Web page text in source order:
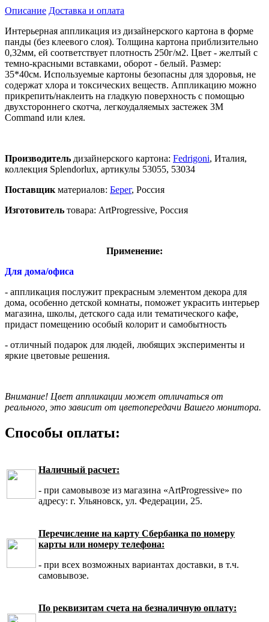
Описание Доставка и оплата
Интерьерная аппликация из дизайнерского картона в форме
панды (без клеевого слоя). Толщина картона приблизительно
0,32мм, ей соответствует плотность 250г/м2. Цвет - желтый с
темно-красными вставками, оборот - белый. Размер:
35*40см. Используемые картоны безопасны для здоровья, не
содержат хлора и токсических веществ. Аппликацию можно
прикрепить/наклеить на гладкую поверхность с помощью
двухстороннего скотча, легкоудаляемых застежек 3М
Command или клея.
Производитель дизайнерского картона: Fedrigoni, Италия,
коллекция Splendorlux, артикулы 53055, 53034
Поставщик материалов: Берег, Россия
Изготовитель товара: ArtProgressive, Россия
Применение:
Для дома/офиса
- аппликация послужит прекрасным элементом декора для
дома, особенно детской комнаты, поможет украсить интерьер
магазина, школы, детского сада или тематического кафе,
придаст помещению особый колорит и самобытность
- отличный подарок для людей, любящих эксперименты и
яркие цветовые решения.
Внимание! Цвет аппликации может отличаться от
реального, это зависит от цветопередачи Вашего монитора.
Способы оплаты:
Наличный расчет:
- при самовывозе из магазина «ArtProgressive» по
адресу: г. Ульяновск, ул. Федерации, 25.
Перечисление на карту Сбербанка по номеру
карты или номеру телефона:
- при всех возможных вариантах доставки, в т.ч.
самовывозе.
По реквизитам счета на безналичную оплату: